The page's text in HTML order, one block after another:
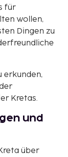
für
wollen,
Dingen zu
erkunden,
Kretas.
und
über